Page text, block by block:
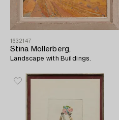
1632147
Stina Möllerberg,
Landscape with Buildings.